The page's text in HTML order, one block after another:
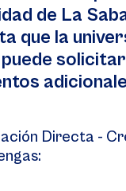
de La
que la
solicitar
Directa -